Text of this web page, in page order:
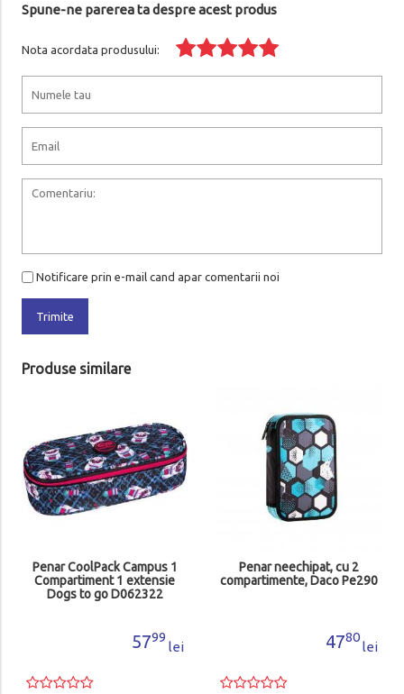
Spune-ne parerea ta despre acest produs
Nota acordata produsului:
Notificare prin e-mail cand apar comentarii noi
Trimite
Produse similare
Penar CoolPack Campus 1
Compartiment 1 extensie
Dogs to go D062322
5799
lei
Penar neechipat, cu 2
compartimente, Daco Pe290
4780
lei